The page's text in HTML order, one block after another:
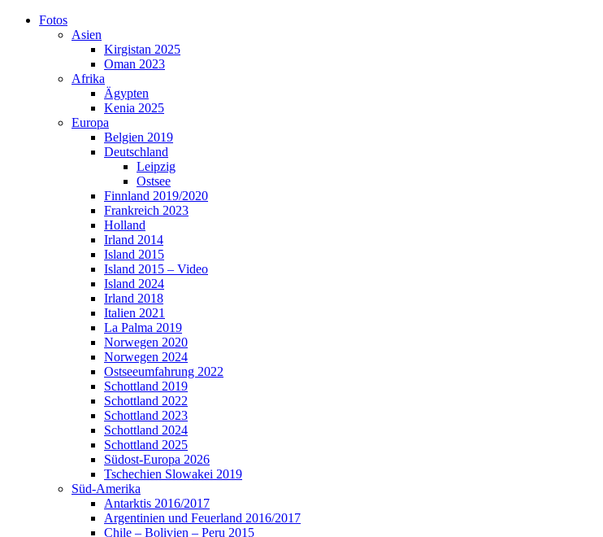
Skip
Fotos
Asien
Kirgistan 2025
Oman 2023
Afrika
Ägypten
Kenia 2025
Europa
Belgien 2019
Deutschland
Leipzig
Ostsee
Finnland 2019/2020
Frankreich 2023
Holland
Irland 2014
Island 2015
Island 2015 – Video
Island 2024
Irland 2018
Italien 2021
La Palma 2019
Norwegen 2020
Norwegen 2024
Ostseeumfahrung 2022
Schottland 2019
Schottland 2022
Schottland 2023
Schottland 2024
Schottland 2025
Südost-Europa 2026
Tschechien Slowakei 2019
Süd-Amerika
Antarktis 2016/2017
Argentinien und Feuerland 2016/2017
Chile – Bolivien – Peru 2015